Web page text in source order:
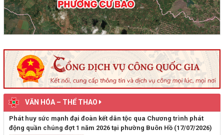
(29/07/2026, 00:00)
Thông báo về việc niêm yết, công khai hồ sơ mất Giấy chứng nhận
Kim Tâm. Thường trú tại: Phường Buôn Hồ, tỉnh Đắk Lắk
(29/07/2026, 00:00)
Thông báo về việc cấp giấy chứng nhận quyền sử dụng đất, tài sản
khác gắn liền với đất cho ông Lê Đình Lộc và ông Lê Đình Hậu sử
dụng đất tại phường Buôn Hồ, tỉnh Đắk Lắk
(24/07/2026, 00:00)
VĂN HÓA – THỂ THAO
Phát huy sức mạnh đại đoàn kết dân tộc qua Chương trình phát
động quần chúng đợt 1 năm 2026 tại phường Buôn Hồ (17/07/2026)